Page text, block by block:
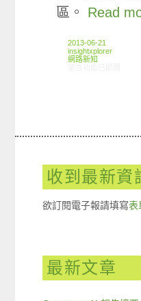
區。 Read
2013-06-21
insightxplorer
網路新知
收到最新資
欲訂閱電子報請填寫表
最新文章